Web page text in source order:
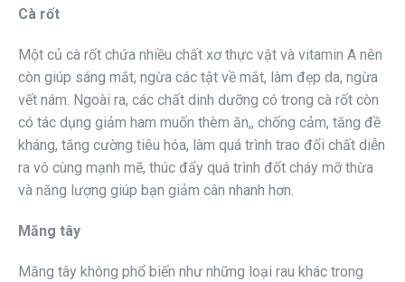
Cà rốt
Một củ cà rốt chứa nhiều chất xơ thực vật và vitamin A nên
còn giúp sáng mắt, ngừa các tật về mắt, làm đẹp da, ngừa
vết nám. Ngoài ra, các chất dinh dưỡng có trong cà rốt còn
có tác dụng giảm ham muốn thèm ăn,, chống cảm, tăng đề
kháng, tăng cường tiêu hóa, làm quá trình trao đổi chất diễn
ra vô cùng mạnh mẽ, thúc đẩy quá trình đốt cháy mỡ thừa
và năng lượng giúp bạn giảm cân nhanh hơn.
Măng tây
Măng tây không phổ biến như những loại rau khác trong